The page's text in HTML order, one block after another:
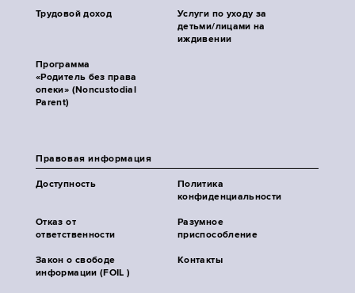
Трудовой доход
Услуги по уходу за
детьми/лицами на
иждивении
Программа
«Родитель без права
опеки» (Noncustodial
Parent)
Правовая информация
Доступность
Политика
конфиденциальности
Отказ от
ответственности
Разумное
приспособление
Закон о свободе
информации (FOIL )
Контакты